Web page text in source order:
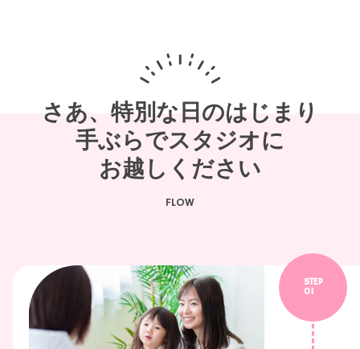
さあ、特別な日のはじまり
手ぶらでスタジオに
お越しください
FLOW
STEP
01